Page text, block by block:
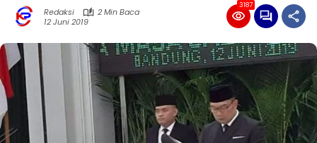
Redaksi
2 Min Baca
12 Juni 2019
3187